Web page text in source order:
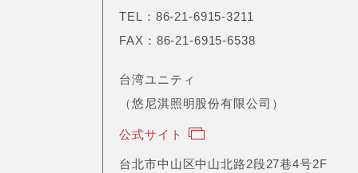
TEL：86-21-6915-3211
FAX：86-21-6915-6538
台湾ユニティ
（悠尼淇照明股份有限公司）
公式サイト
台北市中山区中山北路2段27巷4号2F